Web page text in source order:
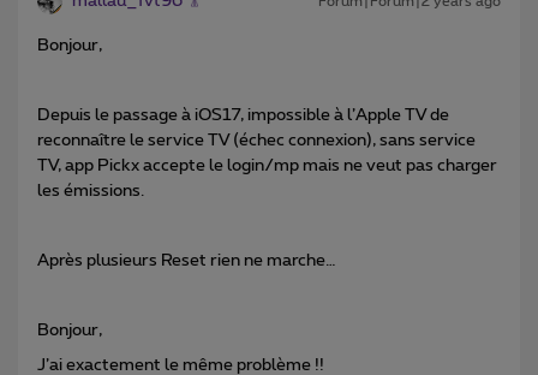
Bonjour,
Depuis le passage à iOS17, impossible à l’Apple TV de
reconnaître le service TV (échec connexion), sans service
TV, app Pickx accepte le login/mp mais ne veut pas charger
les émissions.
Après plusieurs Reset rien ne marche…
Bonjour,
J’ai exactement le même problème !!